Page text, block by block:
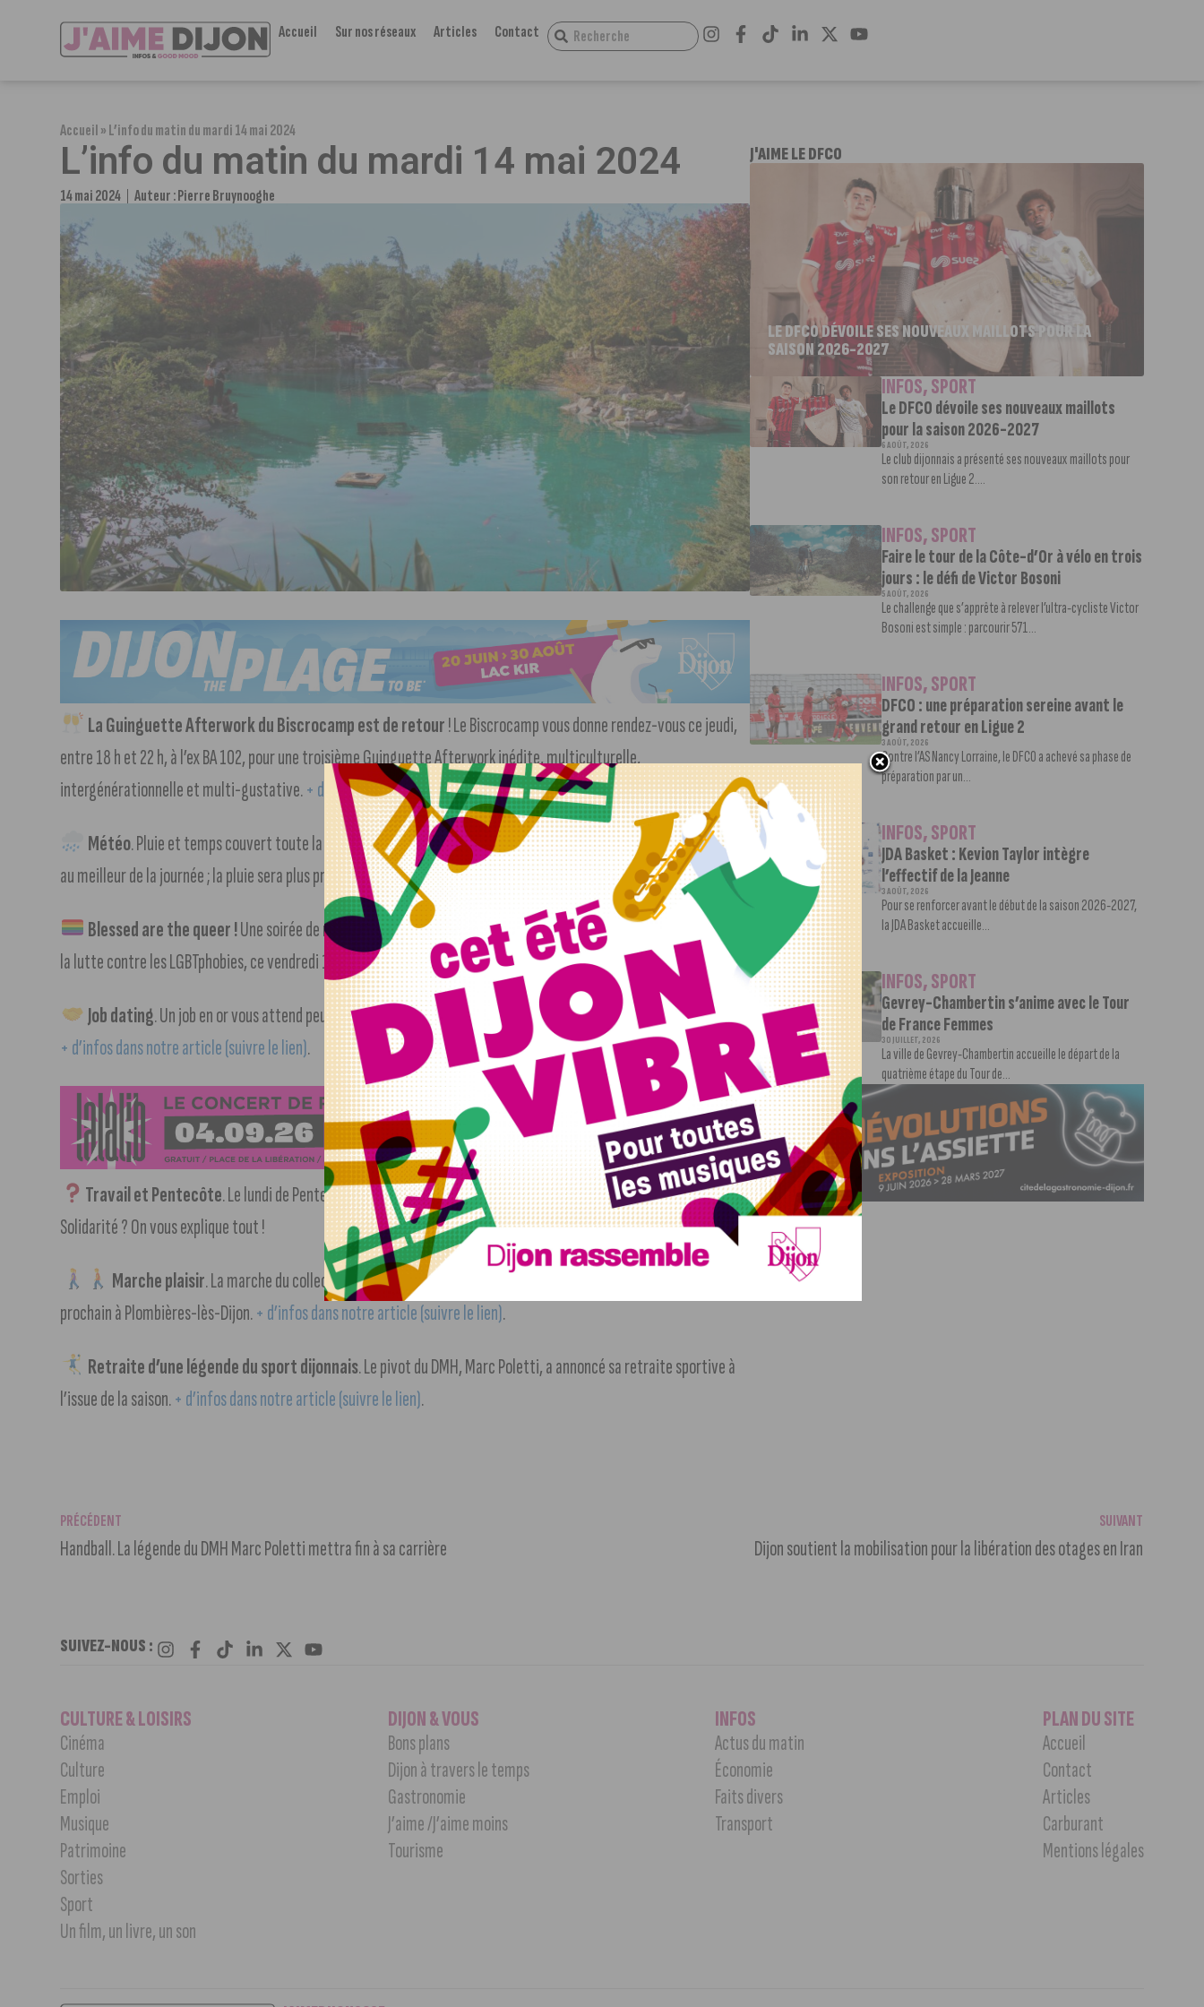
Accueil Sur nos réseaux Articles Contact
Accueil»L’info du matin du mardi 14 mai 2024
L’info du matin du mardi 14 mai 2024
14 mai 2024 Auteur :Pierre Bruynooghe
La Guinguette Afterwork du Biscrocamp est de retour! Le Biscrocamp vous donne rendez-vous ce jeudi,
entre 18 h et 22 h, à l’ex BA 102, pour une troisième Guinguette Afterwork inédite, multiculturelle,
intergénérationnelle et multi-gustative.+ d’infos dans notre article (suivre le lien).
Météo. Pluie et temps couvert toute la journée ! Les températures seront plus fraîches, entre 13 et 16 degrés
au meilleur de la journée ; la pluie sera plus présente après la pause déjeuner.
Blessed are the queer !Une soirée de mobilisation est organisée Au Maquis à l’occasion de la journée dédiée à
la lutte contre les LGBTphobies, ce vendredi 17 mai, à partir de 18 h.+ d’infos dans notre article (suivre le lien)
Job dating. Un job en or vous attend peut-être au centre commercial la Toison d’Or de Dijon le 15 mai prochain !
+ d’infos dans notre article (suivre le lien).
Travail et Pentecôte. Le lundi de Pentecôte est-cil un jour chômé, férié ou rémunéré ? Quid de la journée de
Solidarité ? On vous explique tout !
Marche plaisir. La marche du collectif « Piétons dans la métropole dijonnaise » se tiendra le 16 mai
prochain à Plombières-lès-Dijon.+ d’infos dans notre article (suivre le lien).
Retraite d’une légende du sport dijonnais. Le pivot du DMH, Marc Poletti, a annoncé sa retraite sportive à
l’issue de la saison.+ d’infos dans notre article (suivre le lien).
J'AIME LE DFCO
LE DFCO DÉVOILE SES NOUVEAUX MAILLOTS POUR LA
SAISON 2026-2027
INFOS,SPORT
Le DFCO dévoile ses nouveaux maillots
pour la saison 2026-2027
6 AOÛT, 2026
Le club dijonnais a présenté ses nouveaux maillots pour
son retour en Ligue 2....
INFOS,SPORT
Faire le tour de la Côte-d’Or à vélo en trois
jours : le défi de Victor Bosoni
5 AOÛT, 2026
Le challenge que s’apprête à relever l’ultra-cycliste Victor
Bosoni est simple : parcourir 571...
INFOS,SPORT
DFCO : une préparation sereine avant le
grand retour en Ligue 2
3 AOÛT, 2026
Contre l’AS Nancy Lorraine, le DFCO a achevé sa phase de
préparation par un...
INFOS,SPORT
JDA Basket : Kevion Taylor intègre
l’effectif de la Jeanne
3 AOÛT, 2026
Pour se renforcer avant le début de la saison 2026-2027,
la JDA Basket accueille...
INFOS,SPORT
Gevrey-Chambertin s’anime avec le Tour
de France Femmes
30 JUILLET, 2026
La ville de Gevrey-Chambertin accueille le départ de la
quatrième étape du Tour de...
PRÉCÉDENT
Handball. La légende du DMH Marc Poletti mettra fin à sa carrière
SUIVANT
Dijon soutient la mobilisation pour la libération des otages en Iran
SUIVEZ-NOUS :
CULTURE & LOISIRS
Cinéma
Culture
Emploi
Musique
Patrimoine
Sorties
Sport
Un film, un livre, un son
DIJON & VOUS
Bons plans
Dijon à travers le temps
Gastronomie
J’aime /J’aime moins
Tourisme
INFOS
Actus du matin
Économie
Faits divers
Transport
PLAN DU SITE
Accueil
Contact
Articles
Carburant
Mentions légales